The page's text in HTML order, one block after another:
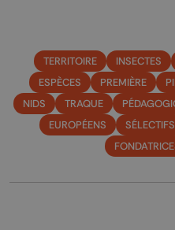
TERRITOIRE INSECTES
ESPÈCES
PREMIÈRE
NIDS
TRAQUE
EUROPÉENS
SÉLECTIFS